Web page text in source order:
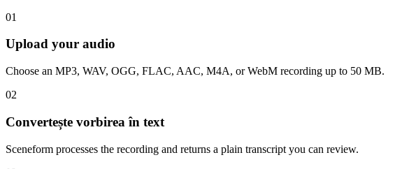
01
Upload your audio
Choose an MP3, WAV, OGG, FLAC, AAC, M4A, or WebM recording up to 50 MB.
02
Convertește vorbirea în text
Sceneform processes the recording and returns a plain transcript you can review.